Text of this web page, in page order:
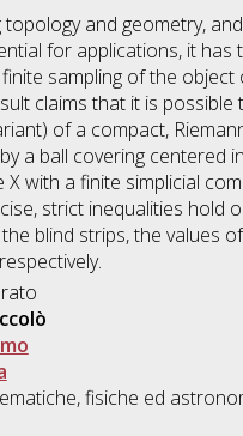
and geometry,
for applications, it
sampling of the
claims that it is
of a compact,
a ball covering centered
with a finite simplicial
strict inequalities hold
blind strips, the values
fisiche ed